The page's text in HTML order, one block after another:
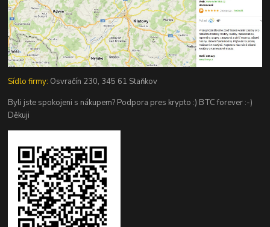
Sídlo firmy: Osvračín 230, 345 61 Staňkov
Byli jste spokojeni s nákupem? Podpora pres krypto :) BTC forever :-)
Děkuji